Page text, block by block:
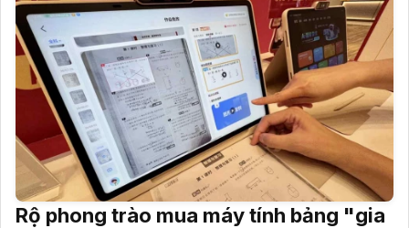
Rộ phong trào mua máy tính bảng "gia